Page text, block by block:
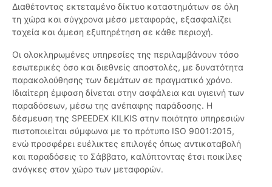
Διαθέτοντας εκτεταμένο δίκτυο καταστημάτων σε όλη
τη χώρα και σύγχρονα μέσα μεταφοράς, εξασφαλίζει
ταχεία και άμεση εξυπηρέτηση σε κάθε περιοχή.
Οι ολοκληρωμένες υπηρεσίες της περιλαμβάνουν τόσο
εσωτερικές όσο και διεθνείς αποστολές, με δυνατότητα
παρακολούθησης των δεμάτων σε πραγματικό χρόνο.
Ιδιαίτερη έμφαση δίνεται στην ασφάλεια και υγιεινή των
παραδόσεων, μέσω της ανέπαφης παράδοσης. Η
δέσμευση της SPEEDEX KILKIS στην ποιότητα υπηρεσιών
πιστοποιείται σύμφωνα με το πρότυπο ISO 9001:2015,
ενώ προσφέρει ευέλικτες επιλογές όπως αντικαταβολή
και παραδόσεις το Σάββατο, καλύπτοντας έτσι ποικίλες
ανάγκες στον χώρο των μεταφορών.